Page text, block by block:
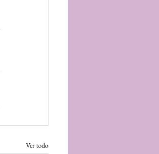
Ver todo